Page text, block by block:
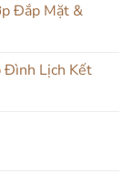
Đắp Mặt &
Đình Lịch Kết